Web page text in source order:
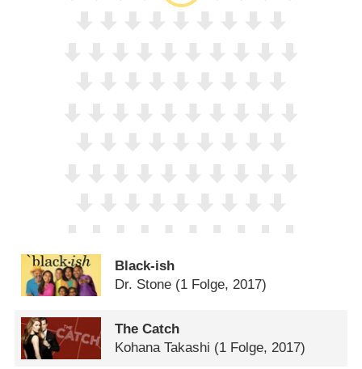
Black-ish
Dr. Stone (1 Folge, 2017)
The Catch
Kohana Takashi (1 Folge, 2017)